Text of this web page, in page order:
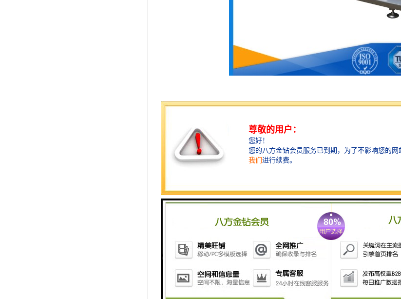
盐雾喷雾方法：
2. 压缩空气的压力受一个减压阀来控制。当试验设备关闭时，一个专门
3. 气体饱和净化器：将气体进行加热、除油、加湿的，变成与箱体等温